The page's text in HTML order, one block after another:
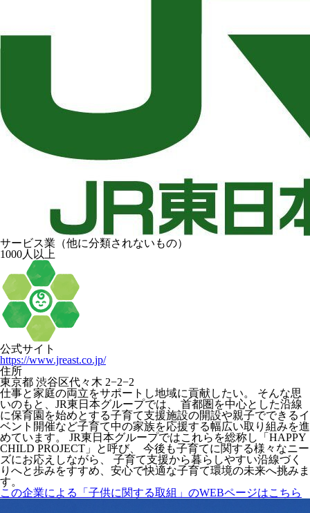
サービス業（他に分類されないもの）
1000人以上
公式サイト
https://www.jreast.co.jp/
住所
東京都 渋谷区代々木 2−2−2
仕事と家庭の両立をサポートし地域に貢献したい。 そんな思
いのもと、JR東日本グループでは、 首都圏を中心とした沿線
に保育園を始めとする子育て支援施設の開設や親子でできるイ
ベント開催など子育て中の家族を応援する幅広い取り組みを進
めています。 JR東日本グループではこれらを総称し「HAPPY
CHILD PROJECT」と呼び、 今後も子育てに関する様々なニー
ズにお応えしながら、 子育て支援から暮らしやすい沿線づく
りへと歩みをすすめ、安心で快適な子育て環境の未来へ挑みま
す。
この企業による「子供に関する取組」のWEBページはこちら